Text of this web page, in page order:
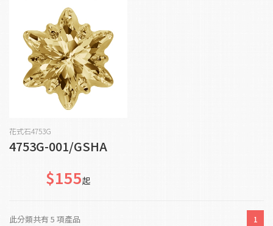
花式石4753G
4753G-001/GSHA
$155起
此分類共有 5 項產品 1